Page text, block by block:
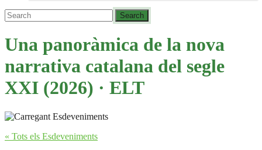
Una panoràmica de la nova
narrativa catalana del segle
XXI (2026) · ELT
« Tots els Esdeveniments